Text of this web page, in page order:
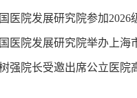
医院发展研究院参加2026
医院发展研究院举办上海
强院长受邀出席公立医院